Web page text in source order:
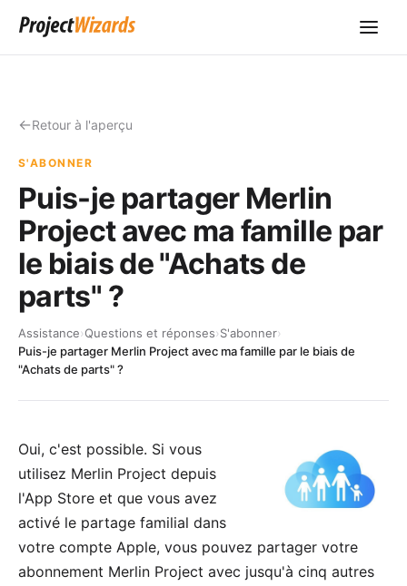
Retour à l'aperçu
S'ABONNER
Puis-je partager Merlin
Project avec ma famille par
le biais de "Achats de
parts" ?
Assistance›Questions et réponses›S'abonner›
Puis-je partager Merlin Project avec ma famille par le biais de
"Achats de parts" ?
Oui, c'est possible. Si vous
utilisez Merlin Project depuis
l'App Store et que vous avez
activé le partage familial dans
votre compte Apple, vous pouvez partager votre
abonnement Merlin Project avec jusqu'à cinq autres